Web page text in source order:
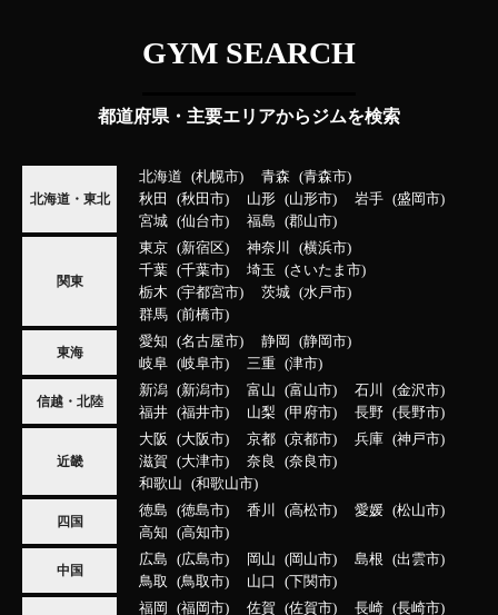
GYM SEARCH
都道府県・主要エリアからジムを検索
北海道・東北
北海道 札幌市 青森
青森市
秋田
秋田市 山形 山形市 岩手
盛岡市
宮城
仙台市 福島 郡山市
関東
東京 新宿区 神奈川
横浜市
千葉
千葉市 埼玉
さいたま市
栃木
宇都宮市 茨城
水戸市
群馬
前橋市
東海
愛知 名古屋市 静岡
静岡市
岐阜
岐阜市 三重 津市
信越・北陸
新潟 新潟市 富山 富山市 石川
金沢市
福井
福井市 山梨 甲府市 長野 長野市
近畿
大阪 大阪市 京都 京都市 兵庫
神戸市
滋賀
大津市 奈良
奈良市
和歌山
和歌山市
四国
徳島 徳島市 香川 高松市 愛媛
松山市
高知
高知市
中国
広島 広島市 岡山 岡山市 島根
出雲市
鳥取
鳥取市 山口 下関市
福岡 福岡市 佐賀 佐賀市 長崎
長崎市